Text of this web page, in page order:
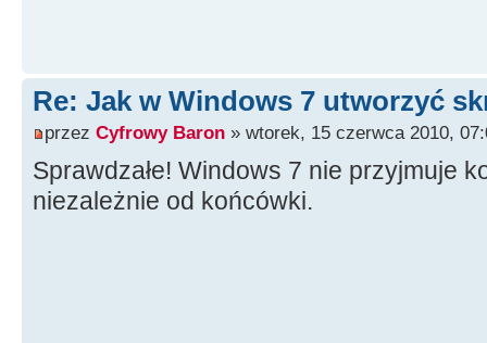
Re: Jak w Windows 7 utworzyć
przez Cyfrowy Baron » wtorek, 15 czerwca 2010,
Sprawdzałe! Windows 7 nie przyjmuje
niezależnie od końcówki.